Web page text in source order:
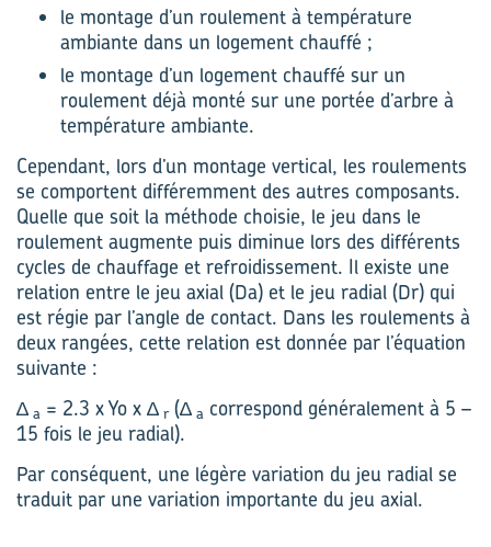
le montage d’un roulement à température
ambiante dans un logement chauffé ;
le montage d’un logement chauffé sur un
roulement déjà monté sur une portée d’arbre à
température ambiante.
Cependant, lors d’un montage vertical, les roulements
se comportent différemment des autres composants.
Quelle que soit la méthode choisie, le jeu dans le
roulement augmente puis diminue lors des différents
cycles de chauffage et refroidissement. Il existe une
relation entre le jeu axial (Da) et le jeu radial (Dr) qui
est régie par l’angle de contact. Dans les roulements à
deux rangées, cette relation est donnée par l’équation
suivante :
∆ a = 2.3 x Yo x ∆ r (∆ a correspond généralement à 5 –
15 fois le jeu radial).
Par conséquent, une légère variation du jeu radial se
traduit par une variation importante du jeu axial.